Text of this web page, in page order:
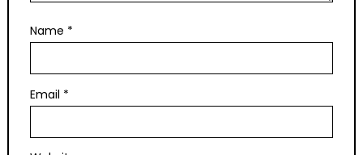
Name *
Email *